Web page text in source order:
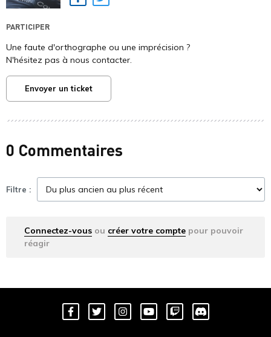
Facebook
Twitter
PARTICIPER
Une faute d'orthographe ou une imprécision ?
N'hésitez pas à nous contacter.
Envoyer un ticket
0 Commentaires
Filtre :
Connectez-vous ou créer votre compte pour pouvoir
réagir